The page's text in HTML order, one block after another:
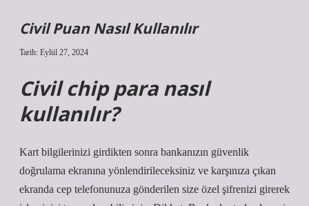
Civil Puan Nasıl Kullanılır
Tarih: Eylül 27, 2024
Civil chip para nasıl
kullanılır?
Kart bilgilerinizi girdikten sonra bankanızın güvenlik
doğrulama ekranına yönlendirileceksiniz ve karşınıza çıkan
ekranda cep telefonunuza gönderilen size özel şifrenizi girerek